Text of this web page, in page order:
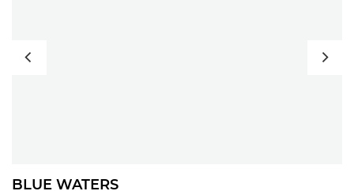
BLUE WATERS